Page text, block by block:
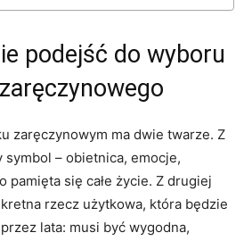
podejść do wyboru
zaręczynowym ma dwie twarze. Z
– obietnica, emocje,
pamięta się całe życie. Z drugiej
rzecz użytkowa, która będzie
lata: musi być wygodna,